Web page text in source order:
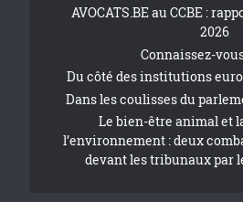
AVOCATS.BE au CCBE :
2026
Connaissez-
Du côté des institutions
Dans les coulisses du
Le bien-être animal et
l’environnement : deux
devant les tribunaux par